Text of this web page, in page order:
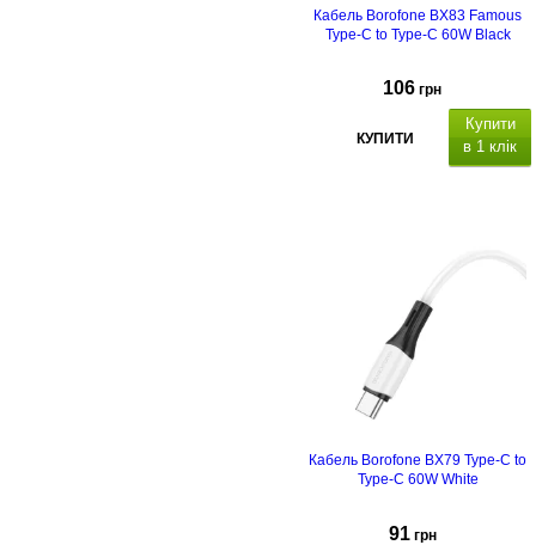
Кабель Borofone BX83 Famous
Type-C to Type-C 60W Black
106 грн
КУПИТИ
Купити
в 1 клік
Кабель Borofone BX79 Type-C to
Type-C 60W White
91 грн